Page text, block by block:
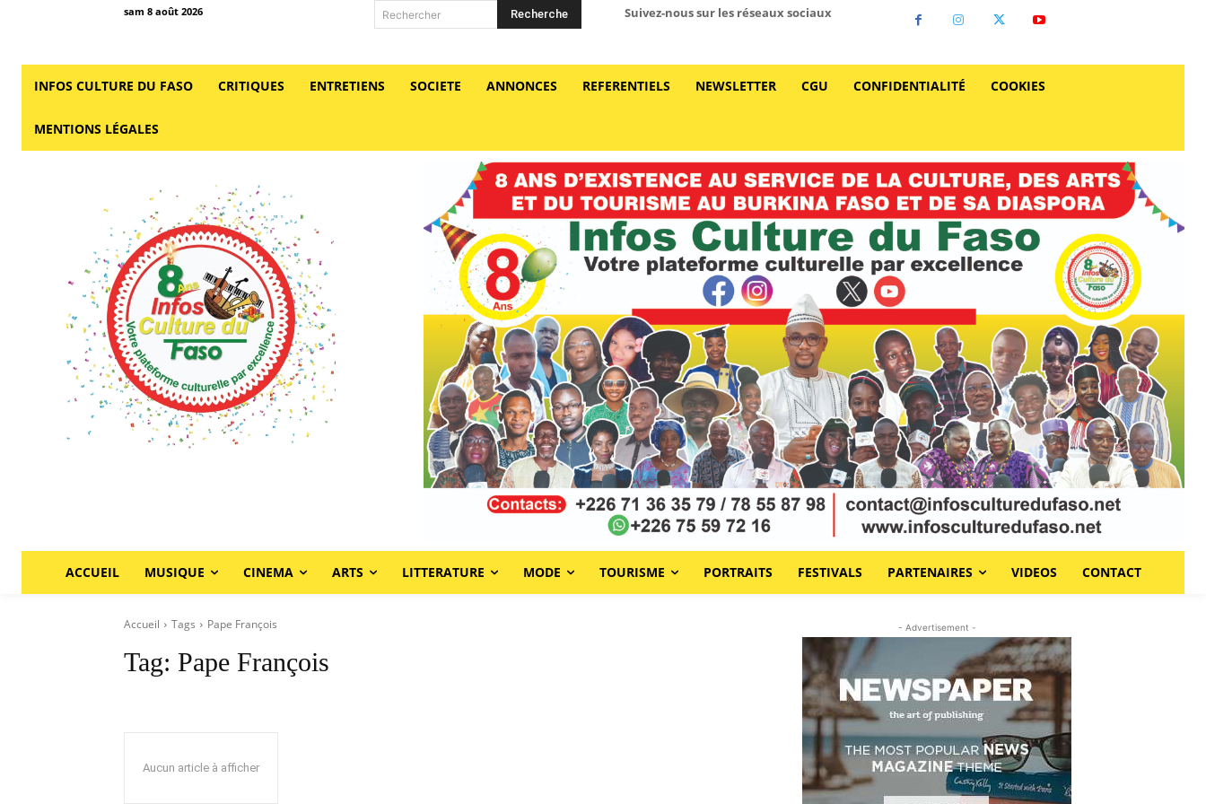
sam 8 août 2026 Rechercher Recherche Suivez-nous sur les réseaux sociaux
INFOS CULTURE DU FASO CRITIQUES ENTRETIENS SOCIETE ANNONCES REFERENTIELS NEWSLETTER CGU CONFIDENTIALITÉ COOKIES
MENTIONS LÉGALES
ACCUEIL MUSIQUE CINEMA ARTS LITTERATURE MODE TOURISME PORTRAITS FESTIVALS PARTENAIRES VIDEOS CONTACT
Accueil Tags Pape François
Tag: Pape François
Aucun article à afficher
- Advertisement -